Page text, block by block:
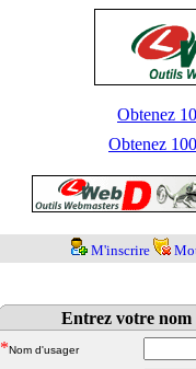
Obtenez
Obtenez
M'inscrire
Entrez votre nom
*Nom d'usager